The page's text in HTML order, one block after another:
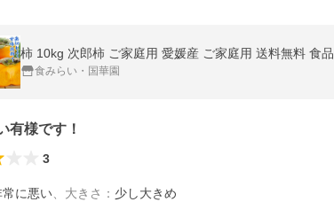
柿 10kg 次郎柿 ご家庭用 愛媛産 ご家庭用 送料無料 食品
食みらい・国華園
有様です！
3
常に悪い 大きさ ： 少し大きめ